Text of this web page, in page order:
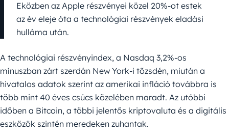
Eközben az Apple részvényei közel 20%-ot estek
az év eleje óta a technológiai részvények eladási
hulláma után.
A technológiai részvényindex, a Nasdaq 3,2%-os
mínuszban zárt szerdán New York-i tőzsdén, miután a
hivatalos adatok szerint az amerikai infláció továbbra is
több mint 40 éves csúcs közelében maradt. Az utóbbi
időben a Bitcoin, a többi jelentős kriptovaluta és a digitális
eszközök szintén meredeken zuhantak.